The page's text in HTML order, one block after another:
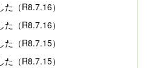
（R8.7.16）
（R8.7.16）
（R8.7.15）
（R8.7.15）